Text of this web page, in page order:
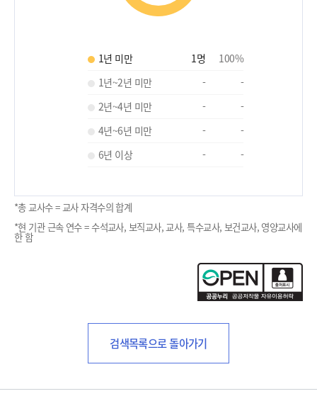
1년 미만 1명 100%
1년~2년 미만
-
-
2년~4년 미만
-
-
4년~6년 미만
-
-
6년 이상
- -
*총 교사수 = 교사 자격수의 합계
*현 기관 근속 연수 = 수석교사, 보직교사, 교사, 특수교사, 보건교사, 영양교사에
한 함
검색목록으로 돌아가기